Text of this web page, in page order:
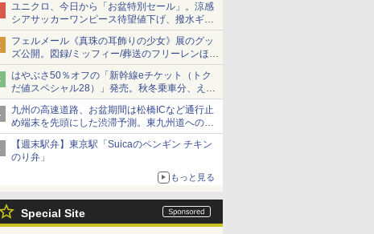
ユニクロ、今日から「お盆特別セール」。涼感
シアサッカーワンピース待望値下げ、撥水ギア
ショーツは1990円に
フェルメール《真珠の耳飾りの少女》展のグッ
ズ公開。図録/ミッフィー/葬送のフリーレンほ
か、注目ブランドコラボが実現
はやぶさ50％オフの「新幹線eチケット（トク
だ値スペシャル28）」発売。秋冬乗車分、えき
ねっと限定
九州の高速道路、お盆期間は松橋ICなど通行止
め端末を先頭にした渋滞予測。東九州道への迂
回は料金調整を実施
【週末駅弁】東京駅「Suicaのペンギン チキン
のり弁」
もっと見る
Special Site